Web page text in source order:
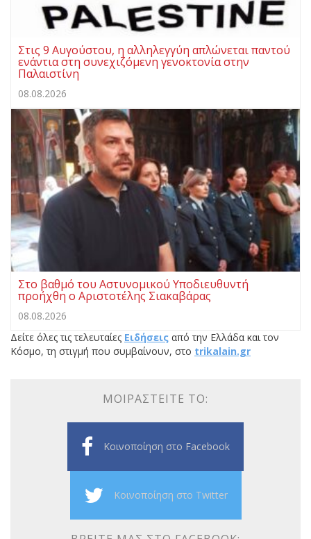
Στις 9 Αυγούστου, η αλληλεγγύη απλώνεται παντού
ενάντια στη συνεχιζόμενη γενοκτονία στην
Παλαιστίνη
08.08.2026
Στο βαθμό του Αστυνομικού Υποδιευθυντή
προήχθη ο Αριστοτέλης Σιακαβάρας
08.08.2026
Δείτε όλες τις τελευταίες Ειδήσεις από την Ελλάδα και τον
Κόσμο, τη στιγμή που συμβαίνουν, στο trikalain.gr
ΜΟΙΡΑΣΤΕΊΤΕ ΤΟ:
Κοινοποίηση στο Facebook
Κοινοποίηση στο Twitter